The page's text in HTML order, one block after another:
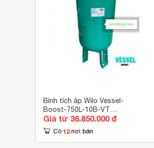
Bình tích áp Wilo Vessel-
Boost-750L-10B-VT
(750lít/10bar)
Giá từ 36.850.000 đ
Có 12 nơi bán